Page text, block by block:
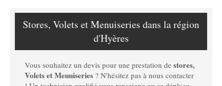
Stores, Volets et Menuiseries dans la région
d'Hyères
Vous souhaitez un devis pour une prestation de stores,
Volets et Menuiseries ? N'hésitez pas à nous contacter